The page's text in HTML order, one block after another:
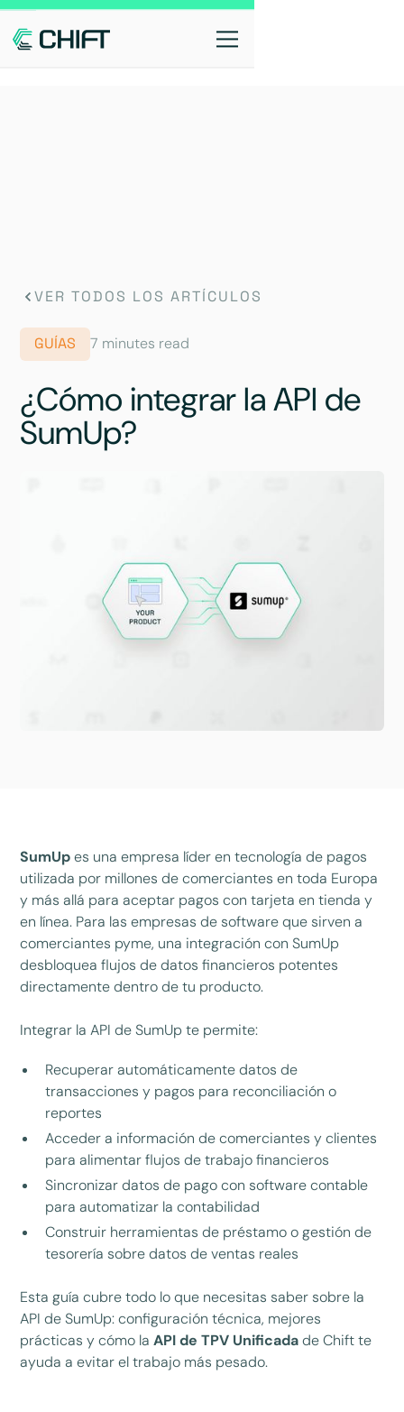
VER TODOS LOS ARTÍCULOS
GUÍAS 7 minutes read
¿Cómo integrar la API de
SumUp?
SumUpes una empresa líder en tecnología de pagos
utilizada por millones de comerciantes en toda Europa
y más allá para aceptar pagos con tarjeta en tienda y
en línea. Para las empresas de software que sirven a
comerciantes pyme, una integración con SumUp
desbloquea flujos de datos financieros potentes
directamente dentro de tu producto.
Integrar la API de SumUp te permite:
Recuperar automáticamente datos de
transacciones y pagos para reconciliación o
reportes
Acceder a información de comerciantes y clientes
para alimentar flujos de trabajo financieros
Sincronizar datos de pago con software contable
para automatizar la contabilidad
Construir herramientas de préstamo o gestión de
tesorería sobre datos de ventas reales
Esta guía cubre todo lo que necesitas saber sobre la
API de SumUp: configuración técnica, mejores
prácticas y cómo laAPI de TPV Unificadade Chift te
ayuda a evitar el trabajo más pesado.